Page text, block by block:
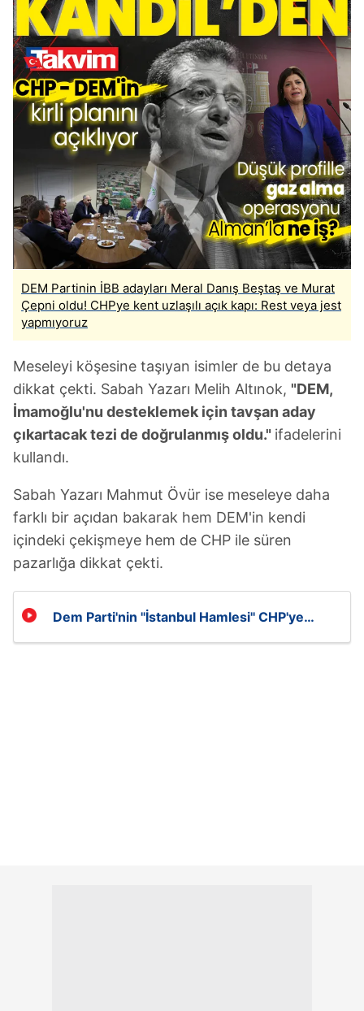
DEM Partinin İBB adayları Meral Danış Beştaş ve Murat
Çepni oldu! CHPye kent uzlaşılı açık kapı: Rest veya jest
yapmıyoruz
Meseleyi köşesine taşıyan isimler de bu detaya
dikkat çekti. Sabah Yazarı Melih Altınok, "DEM,
İmamoğlu'nu desteklemek için tavşan aday
çıkartacak tezi de doğrulanmış oldu." ifadelerini
kullandı.
Sabah Yazarı Mahmut Övür ise meseleye daha
farklı bir açıdan bakarak hem DEM'in kendi
içindeki çekişmeye hem de CHP ile süren
pazarlığa dikkat çekti.
Dem Parti'nin ''İstanbul Hamlesi'' CHP'ye